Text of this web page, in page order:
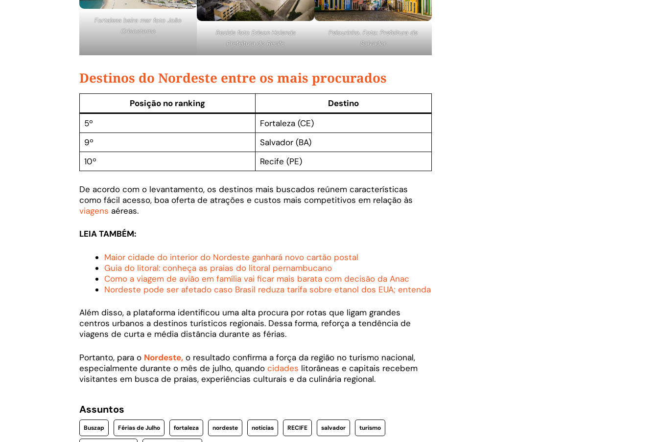
Fortaleza beira mar foto João
Crisostomo
Recide foto Edson Holanda
Prefeitura do Recife
Pelourinho. Foto: Prefeitura de
Salvador
Destinos do Nordeste entre os mais procurados
Posição no ranking
Destino
5º
Fortaleza (CE)
9º
Salvador (BA)
10º
Recife (PE)
De acordo com o levantamento, os destinos mais buscados reúnem características
como fácil acesso, boa oferta de atrações e custos mais competitivos em relação às
viagens aéreas.
LEIA TAMBÉM:
Maior cidade do interior do Nordeste ganhará novo cartão postal
Guia do litoral: conheça as praias do litoral pernambucano
Como a viagem de avião em família vai ficar mais barata com decisão da Anac
Nordeste pode ser afetado caso Brasil reduza tarifa sobre etanol dos EUA; entenda
Além disso, a plataforma identificou uma alta procura por rotas que ligam grandes
centros urbanos a destinos turísticos regionais. Dessa forma, reforça a tendência de
viagens de curta e média distância durante as férias.
Portanto, para o Nordeste, o resultado confirma a força da região no turismo nacional,
especialmente durante o mês de julho, quando cidades litorâneas e capitais recebem
visitantes em busca de praias, experiências culturais e da culinária regional.
Assuntos
Buszap Férias de Julho fortaleza nordeste noticias RECIFE salvador turismo